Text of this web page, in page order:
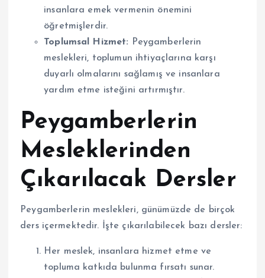
insanlara emek vermenin önemini
öğretmişlerdir.
Toplumsal Hizmet: Peygamberlerin
meslekleri, toplumun ihtiyaçlarına karşı
duyarlı olmalarını sağlamış ve insanlara
yardım etme isteğini artırmıştır.
Peygamberlerin
Mesleklerinden
Çıkarılacak Dersler
Peygamberlerin meslekleri, günümüzde de birçok
ders içermektedir. İşte çıkarılabilecek bazı dersler:
Her meslek, insanlara hizmet etme ve
topluma katkıda bulunma fırsatı sunar.